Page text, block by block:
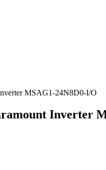
MSAG1-24N8D0-I/O
Inverter